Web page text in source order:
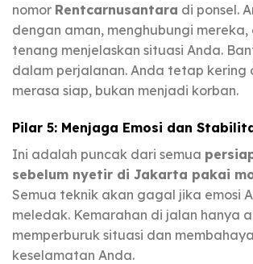
nomor Rentcarnusantara di ponsel.
dengan aman, menghubungi
tenang menjelaskan situasi Anda.
dalam perjalanan. Anda tetap kering
merasa siap, bukan menjadi korban.
Pilar 5: Menjaga Emosi dan
Ini adalah puncak dari semua
sebelum nyetir di Jakarta pakai
Semua teknik akan gagal jika emosi
meledak. Kemarahan di jalan hanya
memperburuk situasi dan
keselamatan Anda.